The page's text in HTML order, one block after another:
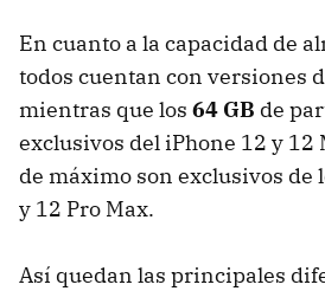
En cuanto a la capacidad de
todos cuentan con versiones
mientras que los 64 GB de
exclusivos del iPhone 12 y 12
de máximo son exclusivos de
y 12 Pro Max.
Así quedan las principales